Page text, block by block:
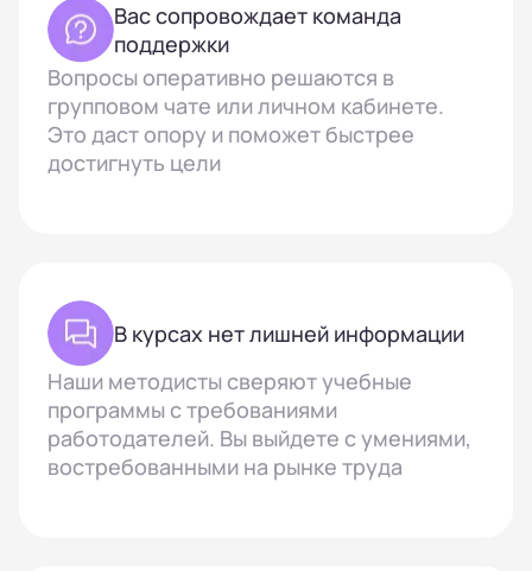
Вас сопровождает команда
поддержки
Вопросы оперативно решаются в
групповом чате или личном кабинете.
Это даст опору и поможет быстрее
достигнуть цели
В курсах нет лишней информации
Наши методисты сверяют учебные
программы с требованиями
работодателей. Вы выйдете с умениями,
востребованными на рынке труда